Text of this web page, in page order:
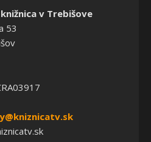
v Trebišove
53